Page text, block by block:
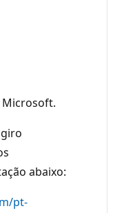
Microsoft.
abaixo:
pt-